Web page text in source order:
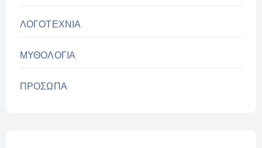
ΛΟΓΟΤΕΧΝΙΑ
ΜΥΘΟΛΟΓΙΑ
ΠΡΟΣΩΠΑ